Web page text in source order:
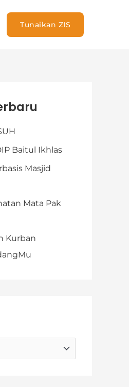
Tunaikan ZIS
Baitul Ikhlas
Masjid
Mata Pak
Kurban